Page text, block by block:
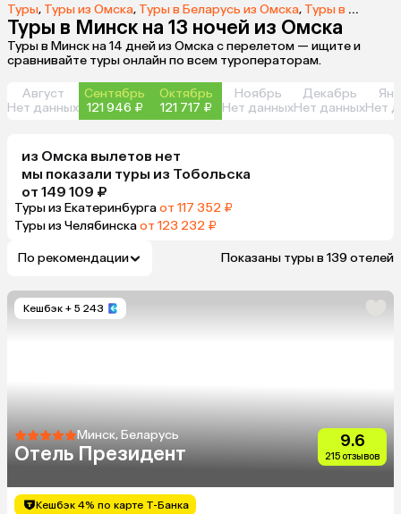
Туры, Туры из Омска, Туры в Беларусь из Омска, Туры в Минск из Омска
Туры в Минск на 13 ночей из Омска
Туры в Минск на 14 дней из Омска с перелетом — ищите и
сравнивайте туры онлайн по всем туроператорам.
Август
Нет данных
Сентябрь
121 946 ₽
Октябрь
121 717 ₽
Ноябрь
Нет данных
Декабрь
Нет данныхНет
из Омска вылетов нет
мы показали туры из Тобольска
от 149 109 ₽
Туры из Екатеринбургаот 117 352 ₽
Туры из Челябинскаот 123 232 ₽
По рекомендации Показаны туры в 139 отелей
Кешбэк + 5 243
Минск, Беларусь
Отель Президент
9.6
215 отзывов
Кешбэк 4% по карте Т-Банка